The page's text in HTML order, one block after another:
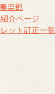
楽部
介ページ
ット訂正一覧